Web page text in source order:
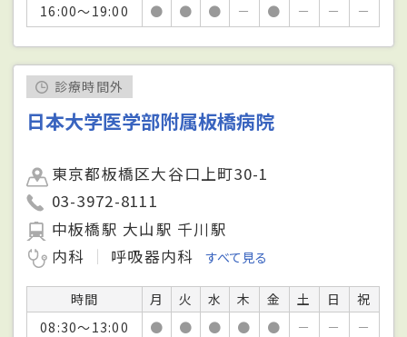
16:00～19:00
● ● ● － ● － － －
診療時間外
日本大学医学部附属板橋病院
東京都板橋区大谷口上町30-1
03-3972-8111
中板橋駅 大山駅 千川駅
内科
呼吸器内科 すべて見る
時間 月 火 水 木 金 土 日
祝
08:30～13:00
● ● ● ● ● － －
－